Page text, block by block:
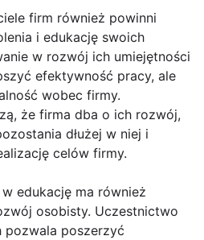
firm również powinni
i edukację swoich
w rozwój ich umiejętności
efektywność pracy, ale
wobec firmy.
że firma dba o ich rozwój,
dłużej w niej i
celów firmy.
edukację ma również
osobisty. Uczestnictwo
pozwala poszerzyć